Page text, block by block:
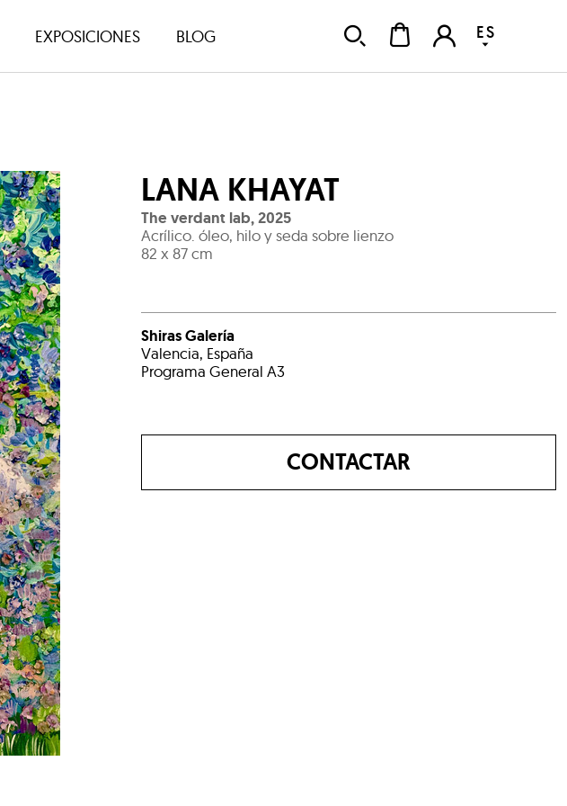
EXPOSICIONES BLOG ES
LANA KHAYAT
The verdant lab,2025
Acrílico. óleo, hilo y seda sobre lienzo
82 x 87 cm
Shiras Galería
Valencia, España
Programa General A3
CONTACTAR